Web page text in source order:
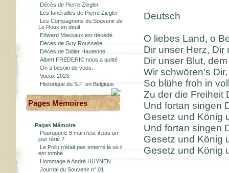
Décès de Pierre Ziegler
Les funérailles de Pierre Ziegler
Les Compagnons du Souvenir de
Le Roux en deuil
Edward Massaux est décédé
Décès de Guy Rousselle
Décès de Didier Hautenne
Albert FREDERIC nous a quitté
On a besoin de vous.
Voeux 2023
Historique du S.F. en Belgique
Pages Mémoires
Pages Mémoire
Pourquoi le 8 mai n'est-il pas un
jour férié ?
Le Poilu n'était pas enterré là où il
est tombé.
Hommage à André HUYNEN
Journal du Souvenir n° 01
Deutsch
O liebes Land, o
Dir unser Herz, Dir
Dir unser Blut,
Wir schwören's
So blühe froh in
Zu der die Freiheit
Und fortan singen
Gesetz und König
Und fortan singen
Gesetz und König
Gesetz und König